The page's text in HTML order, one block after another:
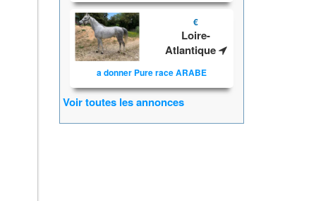
€
Loire-
Atlantique
a donner Pure race ARABE
Voir toutes les annonces